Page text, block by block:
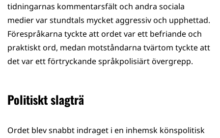
tidningarnas kommentarsfält och andra sociala
medier var stundtals mycket aggressiv och upphettad.
Förespråkarna tyckte att ordet var ett befriande och
praktiskt ord, medan motståndarna tvärtom tyckte att
det var ett förtryckande språkpolisiärt övergrepp.
Politiskt slagträ
Ordet blev snabbt indraget i en inhemsk könspolitisk